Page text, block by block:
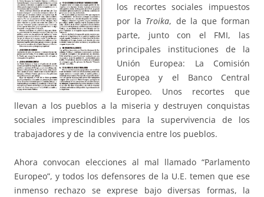
los recortes sociales impuestos
por la Troika, de la que forman
parte, junto con el FMI, las
principales instituciones de la
Unión Europea: La Comisión
Europea y el Banco Central
Europeo. Unos recortes que
llevan a los pueblos a la miseria y destruyen conquistas
sociales imprescindibles para la supervivencia de los
trabajadores y de la convivencia entre los pueblos.
Ahora convocan elecciones al mal llamado “Parlamento
Europeo”, y todos los defensores de la U.E. temen que ese
inmenso rechazo se exprese bajo diversas formas, la